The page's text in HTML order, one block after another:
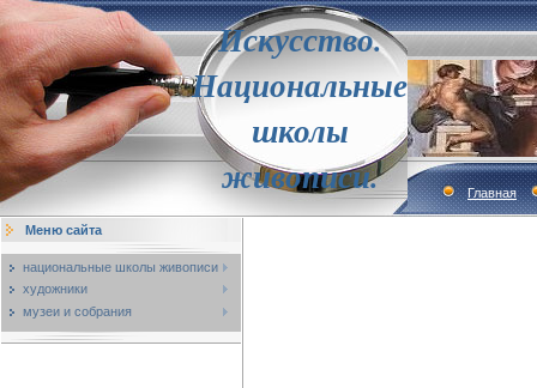
Искусство.
Национальные
школы
живописи.
Главная
Меню сайта
национальные школы живописи
художники
музеи и собрания